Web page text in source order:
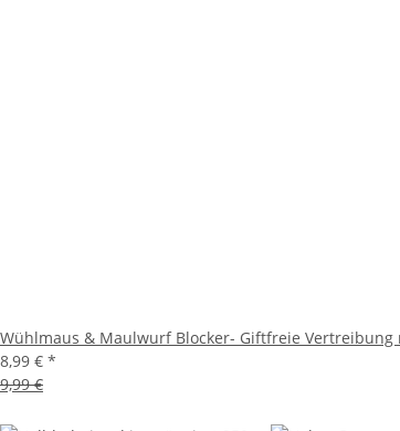
Wühlmaus & Maulwurf Blocker- Giftfreie
8,99 € *
9,99 €